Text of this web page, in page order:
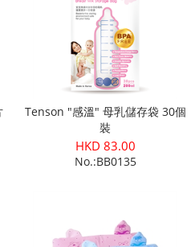
Tenson "感溫" 母乳儲存袋 30個
裝
HKD 83.00
No.:BB0135